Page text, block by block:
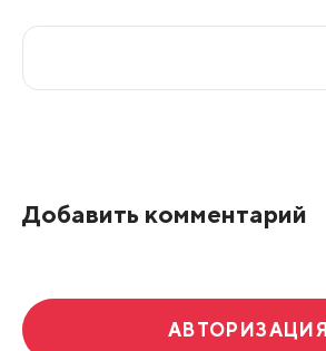
Добавить комментарий
АВТОРИЗАЦИЯ